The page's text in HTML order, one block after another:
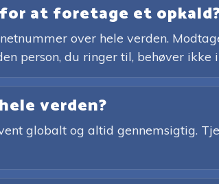
at foretage et
over hele verden.
person, du ringer til, behøver ikke
verden?
globalt og altid gennemsigtig.